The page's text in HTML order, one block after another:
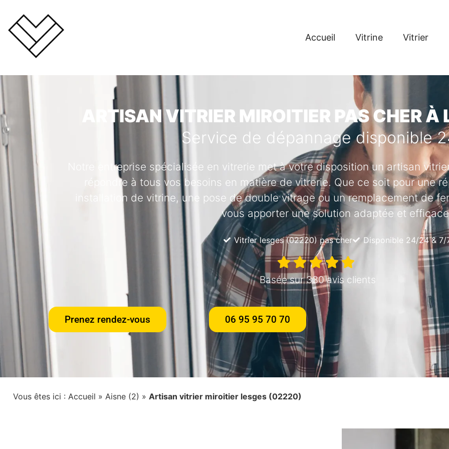
Accueil Vitrine Vitrier
ARTISAN VITRIER MIROITIER PAS CHER
Service de dépannage disponible
Notre entreprise spécialisée en vitrerie met à votre disposition un artisan
répondre à tous vos besoins en matière de vitrerie. Que ce soit pour une
installation de vitrine, une pose de double vitrage ou un remplacement de
vous apporter une solution adaptée et
Vitrier lesges (02220) pas cher Disponible 24/24 & 7/
Basée sur 330 avis clients
Prenez rendez-vous 06 95 95 70 70
Vous êtes ici : Accueil » Aisne (2) » Artisan vitrier miroitier lesges (02220)